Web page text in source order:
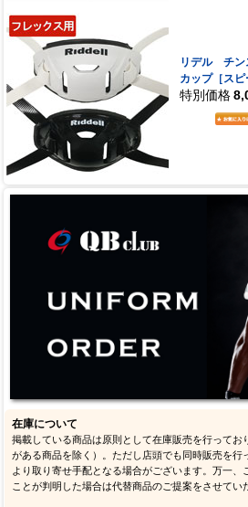
リデル チン
カップ［スピ
特別価格
在庫について
掲載している商品は原則として在庫販売を行ってお
がある商品を除く）。ただし店頭でも同時販売を行
より取り寄せ手配となる場合がございます。万一
ことが判明した場合は代替商品のご提案をさせてい